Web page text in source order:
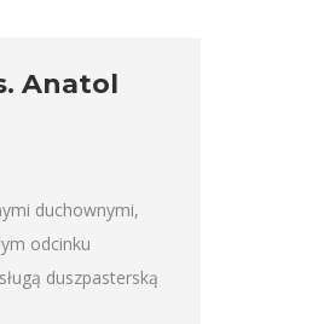
Anatol
duchownymi,
odcinku
duszpasterską